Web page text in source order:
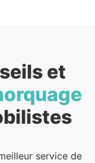
et
service de